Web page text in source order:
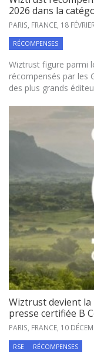
2026 dans la
PARIS, FRANCE, 18
RÉCOMPENSES
Wiztrust figure parmi
récompensés par les
des plus grands
Wiztrust devient
presse certifiée B
PARIS, FRANCE, 10
RSE RÉCOMPENSES